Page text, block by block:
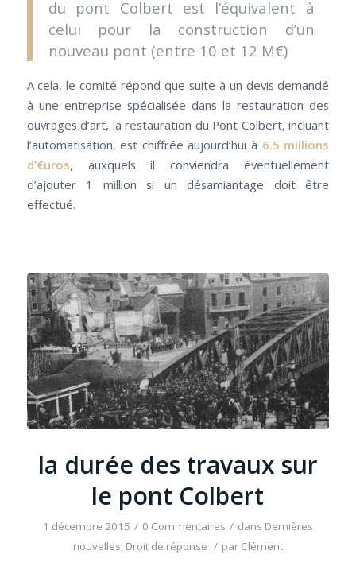
du pont Colbert est l’équivalent à
celui pour la construction d’un
nouveau pont (entre 10 et 12 M€)
A cela, le comité répond que suite à un devis demandé
à une entreprise spécialisée dans la restauration des
ouvrages d’art, la restauration du Pont Colbert, incluant
l’automatisation, est chiffrée aujourd’hui à 6.5 millions
d’€uros, auxquels il conviendra éventuellement
d’ajouter 1 million si un désamiantage doit être
effectué.
la durée des travaux sur
le pont Colbert
1 décembre 2015 / 0 Commentaires / dans Dernières
nouvelles Droit de réponse / par Clément